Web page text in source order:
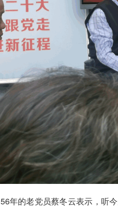
56年的老党员蔡冬云表示， 听